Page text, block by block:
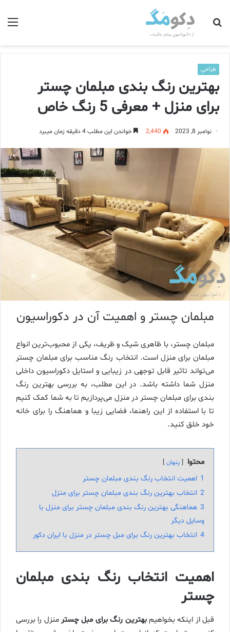
جستجو
طراحی
بهترین رنگ بندی مبلمان چستر
برای منزل + معرفی 5 رنگ خاص
نوامبر 8, 2023 2,440 خواندن این مطلب 4 دقیقه زمان میبرد
مبلمان چستر و اهمیت آن در دکوراسیون
مبلمان چستر، با ظاهری شیک و ظریف، یکی از محبوب‌ترین انواع
مبلمان برای منزل است. انتخاب رنگ مناسب برای مبلمان چستر
می‌تواند تاثیر قابل توجهی در زیبایی و استایل دکوراسیون داخلی
منزل شما داشته باشد. در این مطلب، به بررسی بهترین رنگ
بندی برای مبلمان چستر در منزل می‌پردازیم تا به شما کمک کنیم
تا با استفاده از این راهنما، فضایی زیبا و هماهنگ را برای خانه
خود خلق کنید.
محتوا پنهان
1 اهمیت انتخاب رنگ بندی مبلمان چستر
2 انتخاب بهترین رنگ بندی مبلمان چستر برای منزل
3 هماهنگی بهترین رنگ بندی مبلمان چستر برای منزل با
وسایل دیگر
4 انتخاب بهترین رنگ برای مبل چستر در منزل با ایران دکور
اهمیت انتخاب رنگ بندی مبلمان
چستر
قبل از اینکه بخواهیمبهترین رنگ برای مبل چسترمنزل را بررسی